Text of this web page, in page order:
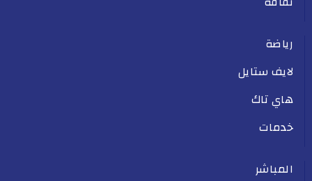
رياضة
لايف ستايل
هاي تاك
خدمات
المباشر